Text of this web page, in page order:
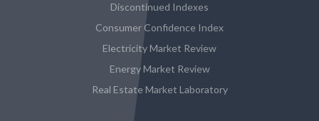
Discontinued Indexes
Consumer Confidence Index
Electricity Market Review
Energy Market Review
Real Estate Market Laboratory